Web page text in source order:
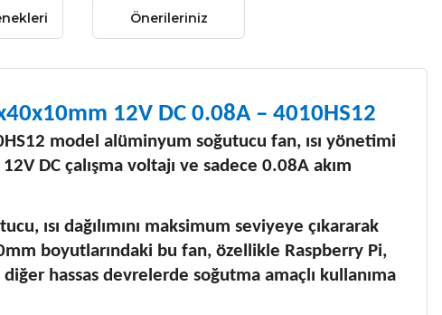
Önerileriniz
12V DC 0.08A – 4010HS12
model alüminyum soğutucu fan, ısı yönetimi
DC çalışma voltajı ve sadece 0.08A akım
ısı dağılımını maksimum seviyeye çıkararak
boyutlarındaki bu fan, özellikle Raspberry Pi,
hassas devrelerde soğutma amaçlı kullanıma